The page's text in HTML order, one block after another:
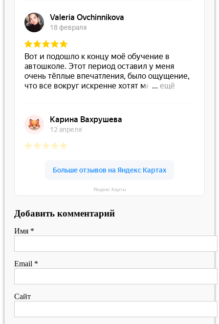
Яндекс Карты
Добавить комментарий
Имя *
Email *
Сайт